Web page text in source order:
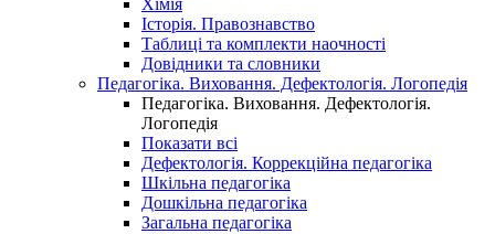
Хімія
Історія. Правознавство
Таблиці та комплекти наочності
Довідники та словники
Педагогіка. Виховання. Дефектологія. Логопедія
Педагогіка. Виховання. Дефектологія.
Логопедія
Показати всі
Дефектологія. Коррекційна педагогіка
Шкільна педагогіка
Дошкільна педагогіка
Загальна педагогіка